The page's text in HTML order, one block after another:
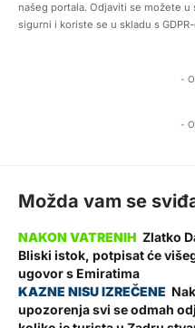
našeg portala. Odjaviti se možete
sigurni i koriste se u skladu s
-
-
Možda vam se
Zlatko
Bliski istok, potpisat će
ugovor s Emiratima
upozorenja svi se odmah